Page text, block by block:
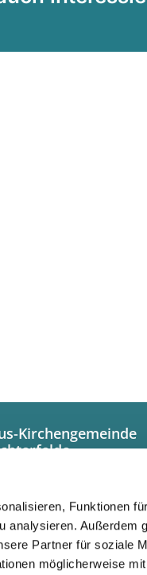
Funktionen
analysieren. Außerdem
Partner für soziale
möglicherweise
Kirchengemeinde
10.00 bis 12.00 Uhr